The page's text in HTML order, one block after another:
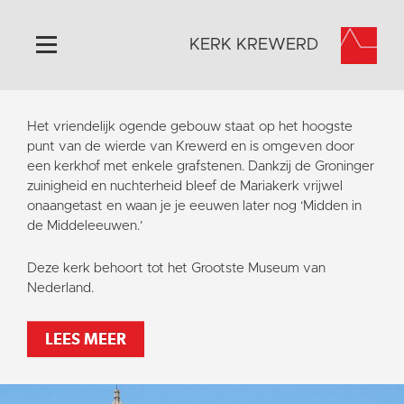
Home
Algemeen
Historie
Omgeving
Het Grootste Museum
Activiteiten
Steun ons
Contact
Vaktaal
KERK KREWERD
Het vriendelijk ogende gebouw staat op het hoogste
punt van de wierde van Krewerd en is omgeven door
een kerkhof met enkele grafstenen. Dankzij de Groninger
zuinigheid en nuchterheid bleef de Mariakerk vrijwel
onaangetast en waan je je eeuwen later nog ‘Midden in
de Middeleeuwen.’
Deze kerk behoort tot het Grootste Museum van
Nederland.
LEES MEER